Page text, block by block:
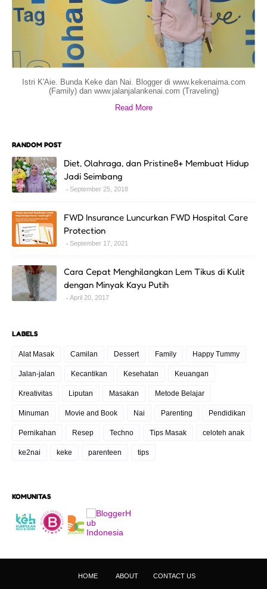
Istri K'Aie. Bunda Keke dan Nai. Blogger di www.kekenaima.com
(Family) dan www.jalanjalankenai.com (Traveling)
Read More
RANDOM POST
Diet, Olahraga, dan Pristine8+ Membuat Hidup
Jadi Seimbang
September 25, 2018
FWD Insurance Luncurkan FWD Hospital Care
Protection
September 17, 2021
Cara Cepat Menghilangkan Lem Tikus di Kulit
dengan Minyak Kayu Putih
April 20, 2017
LABELS
Alat Masak Camilan Dessert Family Happy Tummy
Jalan-jalan Kecantikan Kesehatan Keuangan
Kreativitas Liputan Masakan Metode Belajar
Minuman Movie and Book Nai Parenting Pendidikan
Pernikahan Resep Techno Tips Masak celoteh anak
ke2nai keke parenteen tips
KOMUNITAS
HOME ABOUT CONTACT US